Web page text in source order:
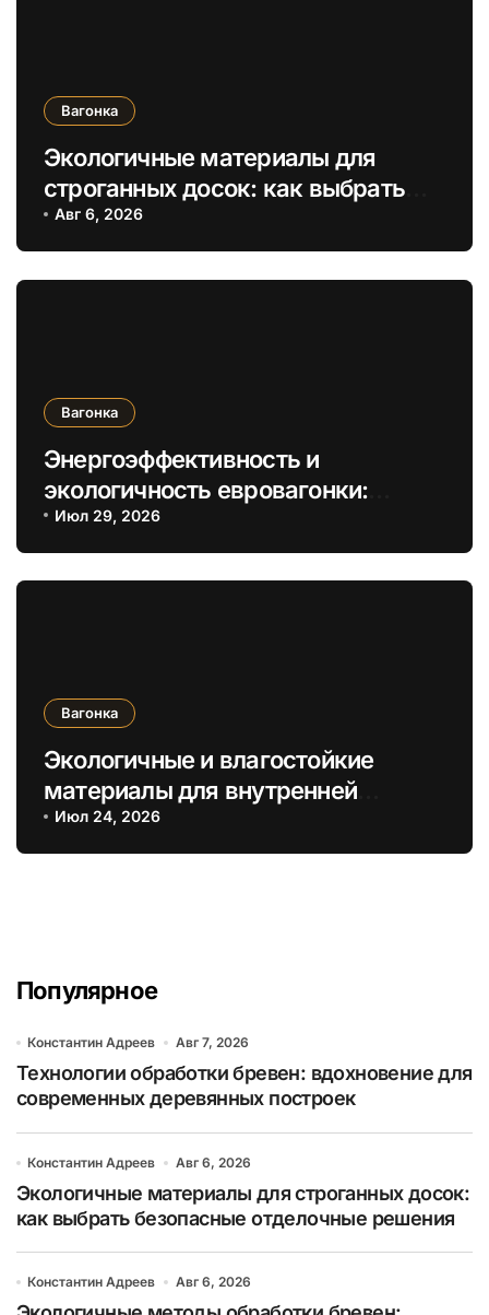
Вагонка
Экологичные материалы для
строганных досок: как выбрать
безопасные отделочные решения
Авг 6, 2026
Вагонка
Энергоэффективность и
экологичность евровагонки:
инновационные материалы и
технологии отделки придомного
пространства
Июл 29, 2026
Вагонка
Экологичные и влагостойкие
материалы для внутренней
отделки с имитацией деревянного
бруса
Июл 24, 2026
Популярное
Константин Адреев Авг 7, 2026
Технологии обработки бревен: вдохновение для
современных деревянных построек
Константин Адреев Авг 6, 2026
Экологичные материалы для строганных досок:
как выбрать безопасные отделочные решения
Константин Адреев Авг 6, 2026